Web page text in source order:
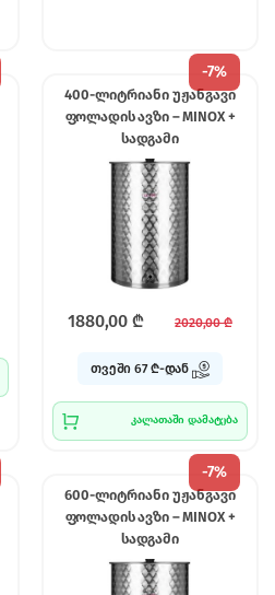
-7%
400-ლიტრიანი უჟანგავი
ფოლადის ავზი – MINOX +
სადგამი
1880,00 ₾ 2020,00₾
თვეში 67 ₾-დან
კალათაში დამატება
-7%
600-ლიტრიანი უჟანგავი
ფოლადის ავზი – MINOX +
სადგამი